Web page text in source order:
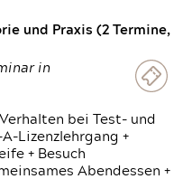
und Praxis (2 Termine,
in
bei Test- und
Lizenzlehrgang +
+ Besuch
Abendessen +